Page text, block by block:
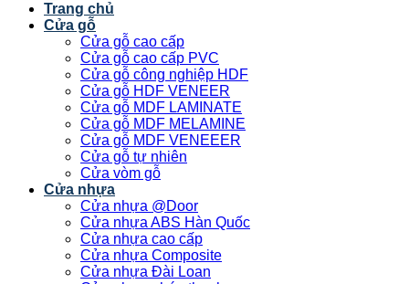
Trang chủ
Cửa gỗ
Cửa gỗ cao cấp
Cửa gỗ cao cấp PVC
Cửa gỗ công nghiệp HDF
Cửa gỗ HDF VENEER
Cửa gỗ MDF LAMINATE
Cửa gỗ MDF MELAMINE
Cửa gỗ MDF VENEEER
Cửa gỗ tự nhiên
Cửa vòm gỗ
Cửa nhựa
Cửa nhựa @Door
Cửa nhựa ABS Hàn Quốc
Cửa nhựa cao cấp
Cửa nhựa Composite
Cửa nhựa Đài Loan